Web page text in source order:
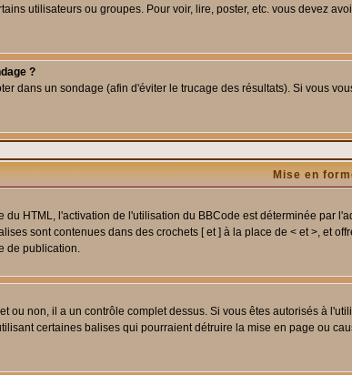
utilisateurs ou groupes. Pour voir, lire, poster, etc. vous devez
?
dans un sondage (afin d'éviter le trucage des résultats). Si vous
Mise en
du HTML, l'activation de l'utilisation du BBCode est déterminée par
sont contenues dans des crochets [ et ] à la place de < et >, et
de publication.
ou non, il a un contrôle complet dessus. Si vous êtes autorisés à
certaines balises qui pourraient détruire la mise en page ou